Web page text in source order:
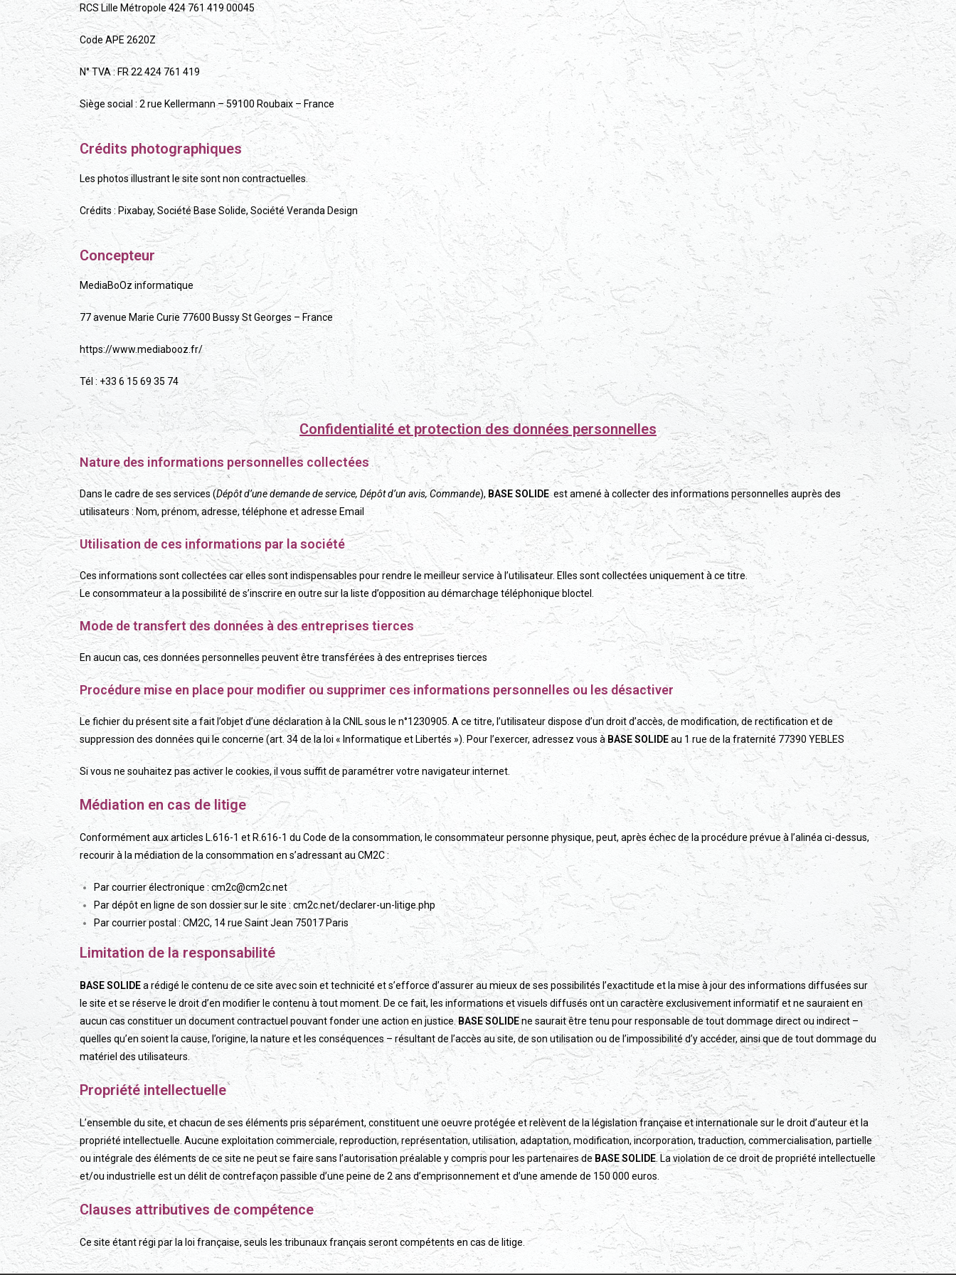
RCS Lille Métropole 424 761 419 00045
Code APE 2620Z
N° TVA : FR 22 424 761 419
Siège social : 2 rue Kellermann – 59100 Roubaix – France
Crédits photographiques
Les photos illustrant le site sont non contractuelles.
Crédits : Pixabay, Société Base Solide, Société Veranda Design
Concepteur
MediaBoOz informatique
77 avenue Marie Curie 77600 Bussy St Georges – France
https://www.mediabooz.fr/
Tél : +33 6 15 69 35 74
Confidentialité et protection des données personnelles
Nature des informations personnelles collectées
Dans le cadre de ses services (Dépôt d’une demande de service, Dépôt d’un avis, Commande),BASE SOLIDEest amené à collecter des informations personnelles auprès des
utilisateurs : Nom, prénom, adresse, téléphone et adresse Email
Utilisation de ces informations par la société
Ces informations sont collectées car elles sont indispensables pour rendre le meilleur service à l’utilisateur. Elles sont collectées uniquement à ce titre.
Le consommateur a la possibilité de s’inscrire en outre sur la liste d’opposition au démarchage téléphonique bloctel.
Mode de transfert des données à des entreprises tierces
En aucun cas, ces données personnelles peuvent être transférées à des entreprises tierces
Procédure mise en place pour modifier ou supprimer ces informations personnelles ou les désactiver
Le fichier du présent site a fait l’objet d’une déclaration à la CNIL sous le n°1230905. A ce titre, l’utilisateur dispose d’un droit d’accès, de modification, de rectification et de
suppression des données qui le concerne (art. 34 de la loi « Informatique et Libertés »). Pour l’exercer, adressez vous àBASE SOLIDEau 1 rue de la fraternité 77390 YEBLES
Si vous ne souhaitez pas activer le cookies, il vous suffit de paramétrer votre navigateur internet.
Médiation en cas de litige
Conformément aux articles L.616-1 et R.616-1 du Code de la consommation, le consommateur personne physique, peut, après échec de la procédure prévue à l’alinéa ci-dessus,
recourir à la médiation de la consommation en s’adressant au CM2C :
Par courrier électronique : cm2c@cm2c.net
Par dépôt en ligne de son dossier sur le site : cm2c.net/declarer-un-litige.php
Par courrier postal : CM2C, 14 rue Saint Jean 75017 Paris
Limitation de la responsabilité
BASE SOLIDEa rédigé le contenu de ce site avec soin et technicité et s’efforce d’assurer au mieux de ses possibilités l’exactitude et la mise à jour des informations diffusées sur
le site et se réserve le droit d’en modifier le contenu à tout moment. De ce fait, les informations et visuels diffusés ont un caractère exclusivement informatif et ne sauraient en
aucun cas constituer un document contractuel pouvant fonder une action en justice.BASE SOLIDEne saurait être tenu pour responsable de tout dommage direct ou indirect –
quelles qu’en soient la cause, l’origine, la nature et les conséquences – résultant de l’accès au site, de son utilisation ou de l’impossibilité d’y accéder, ainsi que de tout dommage du
matériel des utilisateurs.
Propriété intellectuelle
L’ensemble du site, et chacun de ses éléments pris séparément, constituent une oeuvre protégée et relèvent de la législation française et internationale sur le droit d’auteur et la
propriété intellectuelle. Aucune exploitation commerciale, reproduction, représentation, utilisation, adaptation, modification, incorporation, traduction, commercialisation, partielle
ou intégrale des éléments de ce site ne peut se faire sans l’autorisation préalable y compris pour les partenaires de BASE SOLIDE. La violation de ce droit de propriété intellectuelle
et/ou industrielle est un délit de contrefaçon passible d’une peine de 2 ans d’emprisonnement et d’une amende de 150 000 euros.
Clauses attributives de compétence
Ce site étant régi par la loi française, seuls les tribunaux français seront compétents en cas de litige.